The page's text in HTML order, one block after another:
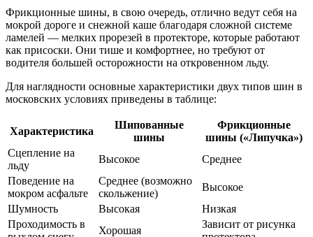
Фрикционные шины, в свою очередь, отлично ведут себя на
мокрой дороге и снежной каше благодаря сложной системе
ламелей — мелких прорезей в протекторе, которые работают
как присоски. Они тише и комфортнее, но требуют от
водителя большей осторожности на откровенном льду.
Для наглядности основные характеристики двух типов шин в
московских условиях приведены в таблице:
Характеристика
Шипованные
шины
Фрикционные
шины («Липучка»)
Сцепление на
льду
Высокое
Среднее
Поведение на
мокром асфальте
Среднее (возможно
скольжение)
Высокое
Шумность
Высокая
Низкая
Проходимость в
Хорошая
Зависит от рисунка